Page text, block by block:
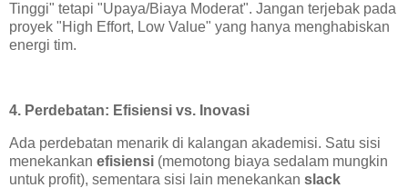
Tinggi" tetapi "Upaya/Biaya Moderat". Jangan terjebak pada
proyek "High Effort, Low Value" yang hanya menghabiskan
energi tim.
4. Perdebatan: Efisiensi vs. Inovasi
Ada perdebatan menarik di kalangan akademisi. Satu sisi
menekankan efisiensi (memotong biaya sedalam mungkin
untuk profit), sementara sisi lain menekankan slack